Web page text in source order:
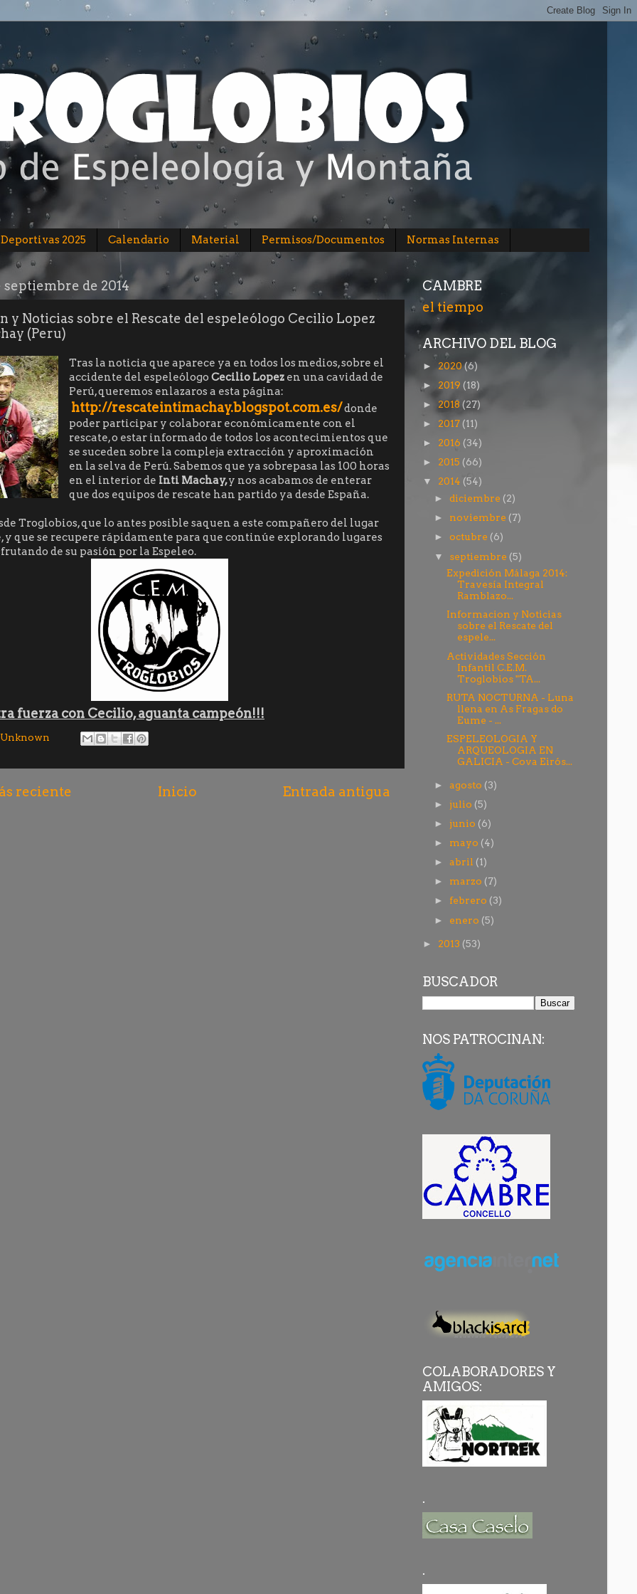
2025 Calendario Material Permisos/Documentos Normas Internas
septiembre de 2014
y Noticias sobre el Rescate del espeleólogo Cecilio Lopez
(Peru)
Tras la noticia que aparece ya en todos los medios, sobre el
accidente del espeleólogo Cecilio Lopezen una cavidad de
Perú, queremos enlazaros a esta página:
http://rescateintimachay.blogspot.com.es/donde
poder participar y colaborar económicamente con el
rescate, o estar informado de todos los acontecimientos que
se suceden sobre la compleja extracción y aproximación
en la selva de Perú. Sabemos que ya sobrepasa las 100 horas
en el interior de Inti Machay,y nos acabamos de enterar
que dos equipos de rescate han partido ya desde España.
Troglobios, que lo antes posible saquen a este compañero del lugar
y que se recupere rápidamente para que continúe explorando lugares
de su pasión por la Espeleo.
fuerza con Cecilio, aguanta campeón!!!
Unknown
reciente Entrada antigua
Inicio
CAMBRE
el tiempo
ARCHIVO DEL BLOG
► 2020(6)
► 2019 (18)
► 2018 (27)
► 2017 (11)
► 2016 (34)
► 2015 (66)
▼ 2014 (54)
►diciembre (2)
► noviembre (7)
►octubre (6)
▼ septiembre (5)
Expedición Málaga 2014:
Travesía Integral
Ramblazo...
Informacion y Noticias
sobre el Rescate del
espele...
Actividades Sección
Infantil C.E.M.
Troglobios "TA...
RUTA NOCTURNA - Luna
llena en As Fragas do
Eume - ...
ESPELEOLOGIA Y
ARQUEOLOGIA EN
GALICIA - Cova Eirós...
► agosto (3)
►julio (5)
►junio (6)
► mayo (4)
► abril (1)
► marzo (7)
► febrero (3)
► enero (5)
► 2013 (53)
BUSCADOR
NOS PATROCINAN:
COLABORADORES Y
AMIGOS:
.
.